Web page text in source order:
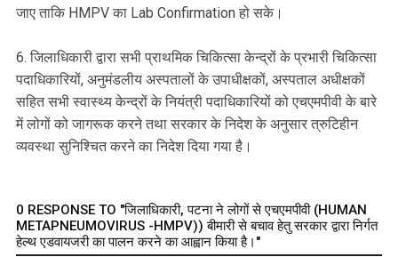
जाए ताकि HMPV का Lab Confirmation हो सके।
6. जिलाधिकारी द्वारा सभी प्राथमिक चिकित्सा केन्द्रों के प्रभारी चिकित्सा
पदाधिकारियों, अनुमंडलीय अस्पतालों के उपाधीक्षकों, अस्पताल अधीक्षकों
सहित सभी स्वास्थ्य केन्द्रों के नियंत्री पदाधिकारियों को एचएमपीवी के बारे
में लोगों को जागरूक करने तथा सरकार के निदेश के अनुसार त्रुटिहीन
व्यवस्था सुनिश्चित करने का निदेश दिया गया है।
0 RESPONSE TO "जिलाधिकारी, पटना ने लोगों से एचएमपीवी (HUMAN
METAPNEUMOVIRUS -HMPV)) बीमारी से बचाव हेतु सरकार द्वारा निर्गत
हेल्थ एडवायजरी का पालन करने का आह्वान किया है।"